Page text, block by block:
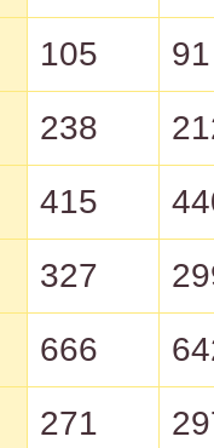
105
91
238
415
327
666
271